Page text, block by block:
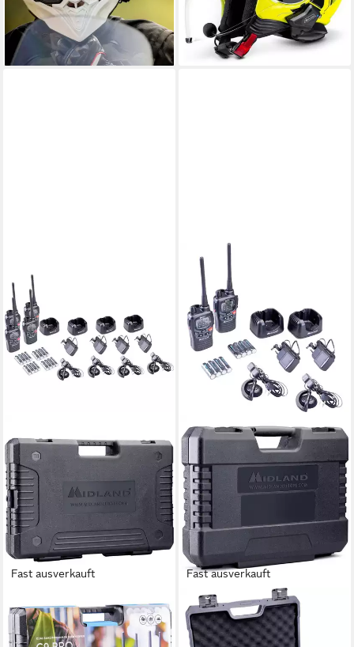
301,14 €
(150,57 €/ 1 Stk)
14,96 € mtl. in 24 Raten
lieferbar - in 2-3 Werktagen bei dir
Fast ausverkauft
MIDLAND
Walkie Talkie Midland G9 Pro
4er Kofferset C1385.05
Fast ausverkauft
MIDLAND
Walkie Talkie Midland G9 Pro
2er Kofferset C1385.04